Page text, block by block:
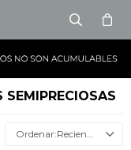
Recientes